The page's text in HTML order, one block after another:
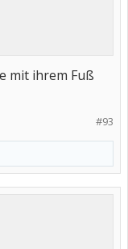
mit ihrem Fuß
#93